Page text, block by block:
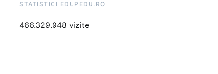
STATISTICI EDUPEDU.RO
466.329.948 vizite